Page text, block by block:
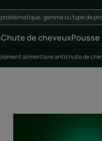
Chute de cheveux
alimentaire antichute de